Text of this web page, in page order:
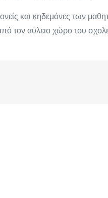
και κηδεμόνες των
τον αύλειο χώρο του